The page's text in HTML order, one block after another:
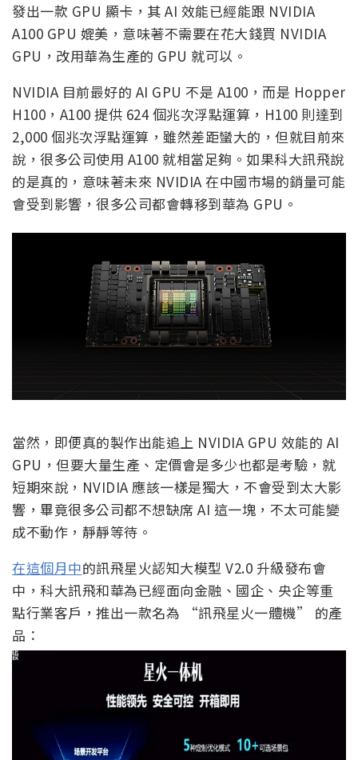
發出一款 GPU 顯卡，其 AI 效能已經能跟 NVIDIA
A100 GPU 媲美，意味著不需要在花大錢買 NVIDIA
GPU，改用華為生產的 GPU 就可以。
NVIDIA 目前最好的 AI GPU 不是 A100，而是 Hopper
H100，A100 提供 624 個兆次浮點運算，H100 則達到
2,000 個兆次浮點運算，雖然差距蠻大的，但就目前來
說，很多公司使用 A100 就相當足夠。如果科大訊飛說
的是真的，意味著未來 NVIDIA 在中國市場的銷量可能
會受到影響，很多公司都會轉移到華為 GPU。
當然，即便真的製作出能追上 NVIDIA GPU 效能的 AI
GPU，但要大量生產、定價會是多少也都是考驗，就
短期來說，NVIDIA 應該一樣是獨大，不會受到太大影
響，畢竟很多公司都不想缺席 AI 這一塊，不太可能變
成不動作，靜靜等待。
在這個月中的訊飛星火認知大模型 V2.0 升級發布會
中，科大訊飛和華為已經面向金融、國企、央企等重
點行業客戶，推出一款名為 “訊飛星火一體機” 的產
品：